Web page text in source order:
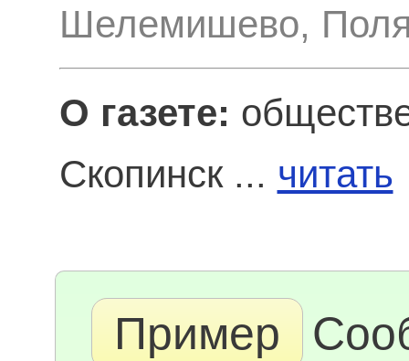
Шелемишево,
О газете:
Скопинск ... читать
Пример